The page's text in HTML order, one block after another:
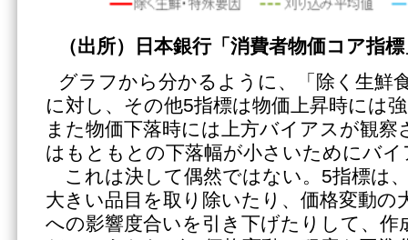
（出所）日本銀行「消費者物価コア指
グラフから分かるように、「除く生鮮
に対し、その他5指標は物価上昇時には
また物価下落時には上方バイアスが観察
はもともとの下落幅が小さいためにバ
これは決して偶然ではない。5指標は
大きい品目を取り除いたり、価格変動の
への影響度合いを引き下げたりして、作